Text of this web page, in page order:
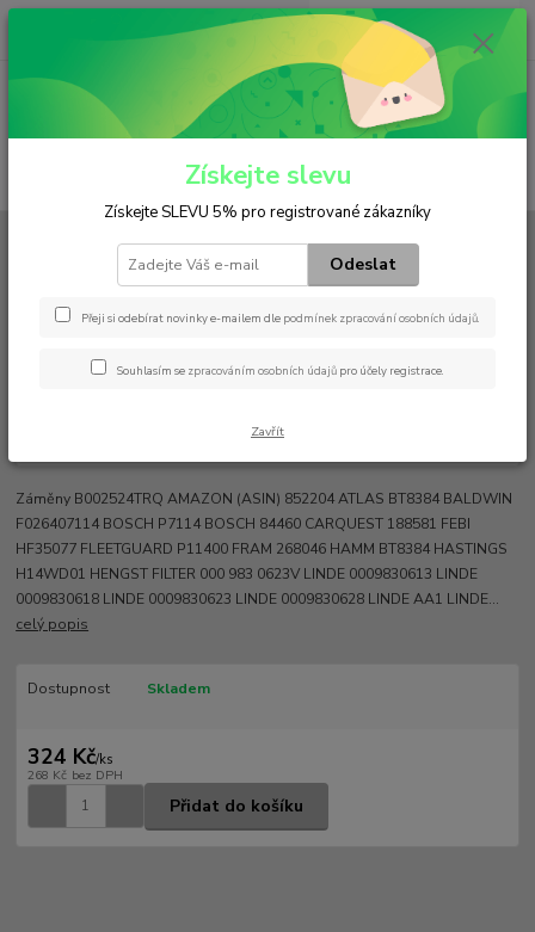
(Po-Pá, 6:30-15 hod.)
ks
0 Kč
WD 724/6
Záměny B002524TRQ AMAZON (ASIN) 852204 ATLAS BT8384 BALDWIN
F026407114 BOSCH P7114 BOSCH 84460 CARQUEST 188581 FEBI
HF35077 FLEETGUARD P11400 FRAM 268046 HAMM BT8384 HASTINGS
H14WD01 HENGST FILTER 000 983 0623V LINDE 0009830613 LINDE
0009830618 LINDE 0009830623 LINDE 0009830628 LINDE AA1 LINDE...
celý popis
Dostupnost Skladem
324 Kč/ks
268 Kč bez DPH
Přidat do košíku
Získejte slevu
Získejte SLEVU 5% pro registrované zákazníky
Odeslat
Přeji si odebírat novinky e-mailem dle podmínek zpracování osobních údajů.
Souhlasím se zpracováním osobních údajů pro účely registrace.
Zavřít